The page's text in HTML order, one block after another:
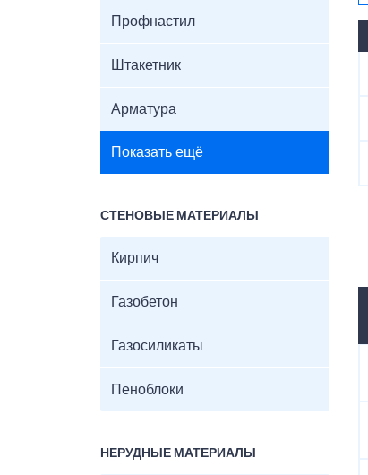
Профнастил
Штакетник
Арматура
Показать ещё
СТЕНОВЫЕ МАТЕРИАЛЫ
Кирпич
Газобетон
Газосиликаты
Пеноблоки
НЕРУДНЫЕ МАТЕРИАЛЫ